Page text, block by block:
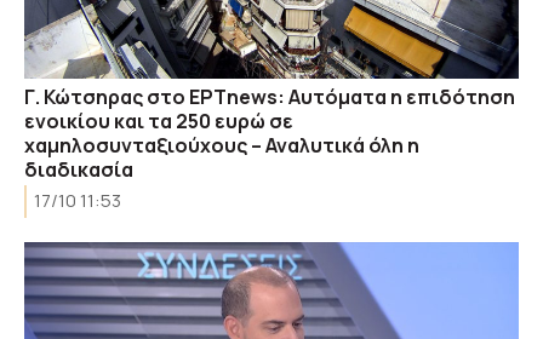
Γ. Κώτσηρας στο ΕΡΤnews: Αυτόματα η επιδότηση
ενοικίου και τα 250 ευρώ σε
χαμηλοσυνταξιούχους – Αναλυτικά όλη η
διαδικασία
17/10 11:53